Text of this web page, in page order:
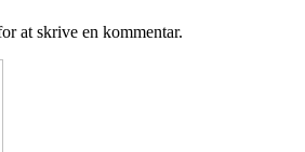
at skrive en kommentar.